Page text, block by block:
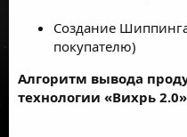
Создание
покупателю)
Алгоритм вывода
технологии «Вихрь 2.0»